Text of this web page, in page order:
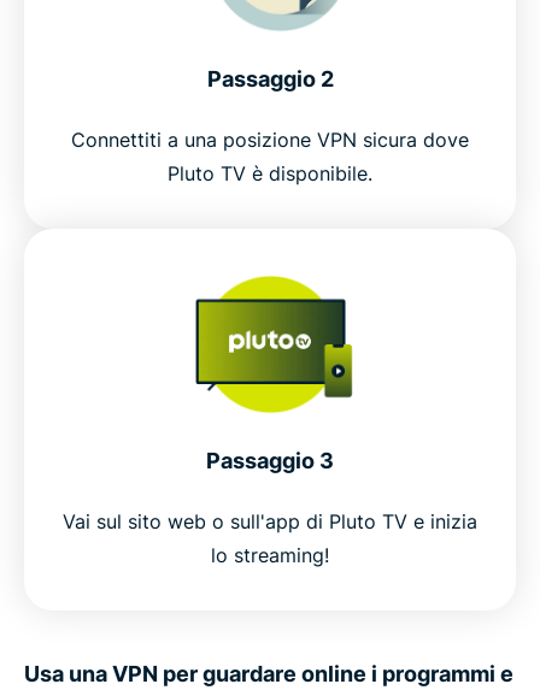
Passaggio 2
Connettiti a una posizione VPN sicura dove
Pluto TV è disponibile.
Passaggio 3
Vai sul sito web o sull'app di Pluto TV e inizia
lo streaming!
Usa una VPN per guardare online i programmi e